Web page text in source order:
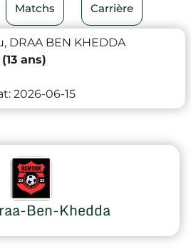
Matchs Carrière
DRAA BEN KHEDDA
(13 ans)
2026-06-15
Ben-Khedda